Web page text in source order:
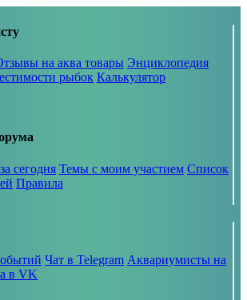
на аква товары Энциклопедия
рыбок Калькулятор
сегодня Темы с моим участием Список
Правила
Чат в Telegram Аквариумисты на
в VK